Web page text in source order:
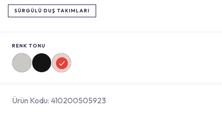
SÜRGÜLÜ DUŞ TAKIMLARI
RENK TONU
Ürün Kodu: 410200505923